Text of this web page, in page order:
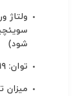
شود)
توان: ۱۹ وات
میزان تبخیر: ۴۰۰